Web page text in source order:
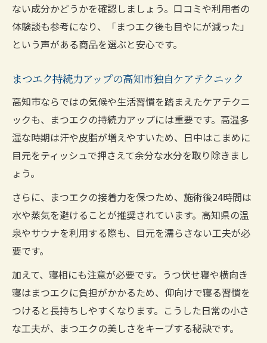
ない成分かどうかを確認しましょう。口コミや利用者の
体験談も参考になり、「まつエク後も目やにが減った」
という声がある商品を選ぶと安心です。
まつエク持続力アップの高知市独自ケアテクニック
高知市ならではの気候や生活習慣を踏まえたケアテクニ
ックも、まつエクの持続力アップには重要です。高温多
湿な時期は汗や皮脂が増えやすいため、日中はこまめに
目元をティッシュで押さえて余分な水分を取り除きまし
ょう。
さらに、まつエクの接着力を保つため、施術後24時間は
水や蒸気を避けることが推奨されています。高知県の温
泉やサウナを利用する際も、目元を濡らさない工夫が必
要です。
加えて、寝相にも注意が必要です。うつ伏せ寝や横向き
寝はまつエクに負担がかかるため、仰向けで寝る習慣を
つけると長持ちしやすくなります。こうした日常の小さ
な工夫が、まつエクの美しさをキープする秘訣です。